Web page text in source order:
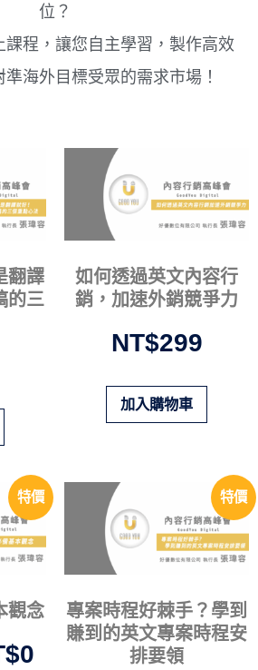
位？
課程，讓您自主學習，製作高效
海外目標受眾的需求市場！
翻譯
的三
如何透過英文內容行
銷，加速外銷競爭力
NT$299
加入購物車
特價
觀念
0
特價
專案時程好棘手？學到
賺到的英文專案時程安
排要領